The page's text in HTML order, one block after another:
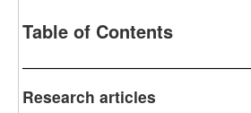
Table of Contents
Research articles